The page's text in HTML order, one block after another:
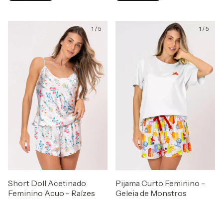
1 /5
Short Doll Acetinado
Feminino Acuo - Raízes
1 /5
Pijama Curto Feminino -
Geleia de Monstros